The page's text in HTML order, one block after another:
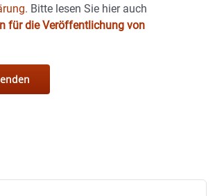
Bitte lesen Sie hier auch
für die Veröffentlichung von